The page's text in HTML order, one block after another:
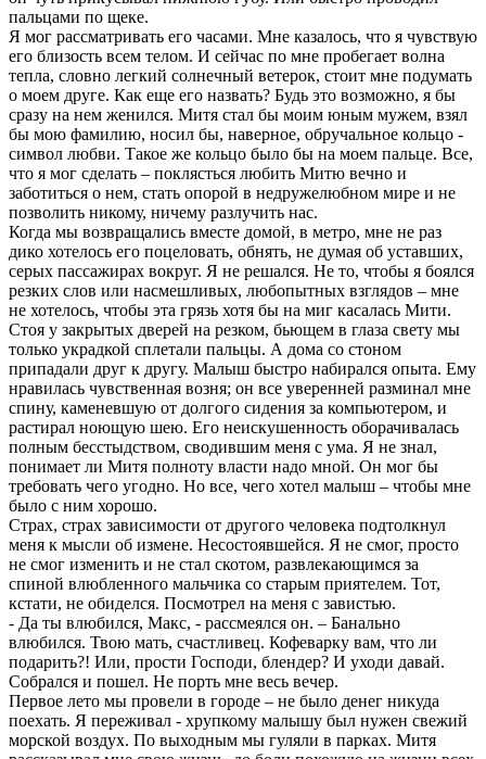
пальцами по щеке.
Я мог рассматривать его часами. Мне казалось, что я чувствую
его близость всем телом. И сейчас по мне пробегает волна
тепла, словно легкий солнечный ветерок, стоит мне подумать
о моем друге. Как еще его назвать? Будь это возможно, я бы
сразу на нем женился. Митя стал бы моим юным мужем, взял
бы мою фамилию, носил бы, наверное, обручальное кольцо -
символ любви. Такое же кольцо было бы на моем пальце. Все,
что я мог сделать – поклясться любить Митю вечно и
заботиться о нем, стать опорой в недружелюбном мире и не
позволить никому, ничему разлучить нас.
Когда мы возвращались вместе домой, в метро, мне не раз
дико хотелось его поцеловать, обнять, не думая об уставших,
серых пассажирах вокруг. Я не решался. Не то, чтобы я боялся
резких слов или насмешливых, любопытных взглядов – мне
не хотелось, чтобы эта грязь хотя бы на миг касалась Мити.
Стоя у закрытых дверей на резком, бьющем в глаза свету мы
только украдкой сплетали пальцы. А дома со стоном
припадали друг к другу. Малыш быстро набирался опыта. Ему
нравилась чувственная возня; он все уверенней разминал мне
спину, каменевшую от долгого сидения за компьютером, и
растирал ноющую шею. Его неискушенность оборачивалась
полным бесстыдством, сводившим меня с ума. Я не знал,
понимает ли Митя полноту власти надо мной. Он мог бы
требовать чего угодно. Но все, чего хотел малыш – чтобы мне
было с ним хорошо.
Страх, страх зависимости от другого человека подтолкнул
меня к мысли об измене. Несостоявшейся. Я не смог, просто
не смог изменить и не стал скотом, развлекающимся за
спиной влюбленного мальчика со старым приятелем. Тот,
кстати, не обиделся. Посмотрел на меня с завистью.
- Да ты влюбился, Макс, - рассмеялся он. – Банально
влюбился. Твою мать, счастливец. Кофеварку вам, что ли
подарить?! Или, прости Господи, блендер? И уходи давай.
Собрался и пошел. Не порть мне весь вечер.
Первое лето мы провели в городе – не было денег никуда
поехать. Я переживал - хрупкому малышу был нужен свежий
морской воздух. По выходным мы гуляли в парках. Митя